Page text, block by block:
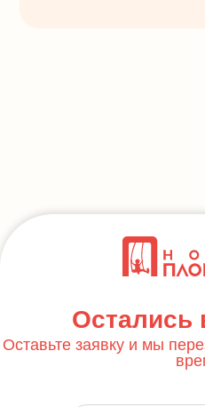
Остались
Оставьте заявку и мы